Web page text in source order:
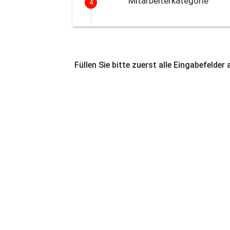
4
Füllen Sie bitte zuerst alle Eingabefelder